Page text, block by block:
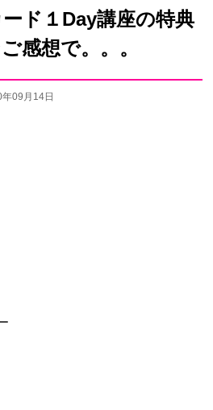
ド１Day講座の特典
感想で。。。
09月14日